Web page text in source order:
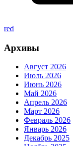
red
Архивы
Август 2026
Июль 2026
Июнь 2026
Май 2026
Апрель 2026
Март 2026
Февраль 2026
Январь 2026
Декабрь 2025